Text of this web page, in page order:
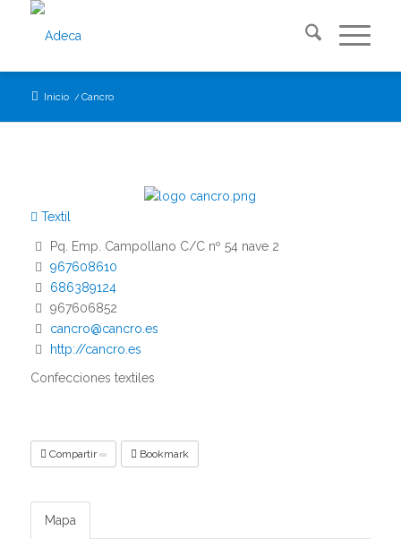
Inicio / Cancro
Textil
Pq. Emp. Campollano C/C nº 54 nave 2
967608610
686389124
967606852
cancro@cancro.es
http://cancro.es
Confecciones textiles
Compartir Bookmark
Mapa